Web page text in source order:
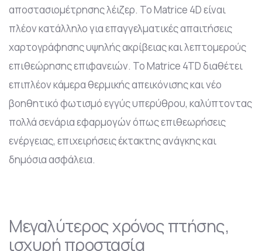
αποστασιομέτρησης λέιζερ. Το Matrice 4D είναι
πλέον κατάλληλο για επαγγελματικές απαιτήσεις
χαρτογράφησης υψηλής ακρίβειας και λεπτομερούς
επιθεώρησης επιφανειών. Το Matrice 4TD διαθέτει
επιπλέον κάμερα θερμικής απεικόνισης και νέο
βοηθητικό φωτισμό εγγύς υπερύθρου, καλύπτοντας
πολλά σενάρια εφαρμογών όπως επιθεωρήσεις
ενέργειας, επιχειρήσεις έκτακτης ανάγκης και
δημόσια ασφάλεια.
Μεγαλύτερος χρόνος πτήσης,
ισχυρή προστασία